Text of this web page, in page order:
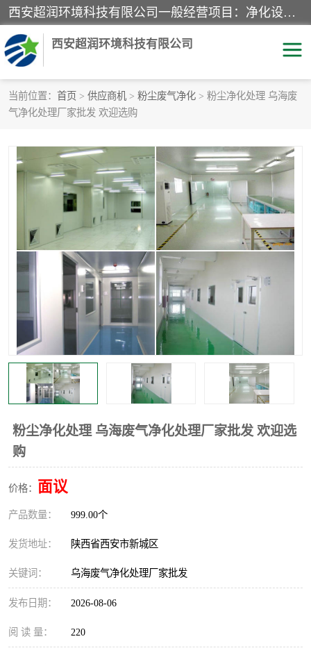
西安超润环境科技有限公司一般经营项目：净化设备、厨房设备、五金机电设备、不锈钢制品、彩钢夹心板、水处理设备的研发、销售；空气净化设备、办公设备、通风设备、建筑材料、金属材料的销售；净化工程、钢结构工程、机电设备工程的设计与施工及技术咨询服务；货物及技术的进出口的业务经营。
西安超润环境科技有限公司
当前位置： 首页 > 供应商机 > 粉尘废气净化 > 粉尘净化处理 乌海废
气净化处理厂家批发 欢迎选购
粉尘净化处理 乌海废气净化处理厂家批发 欢迎选
购
价格： 面议
产品数量： 999.00个
发货地址： 陕西省西安市新城区
关键词： 乌海废气净化处理厂家批发
发布日期： 2026-08-06
阅 读 量： 220
洁净手术室
粉尘废气净化 洁净室工程
净化车间工程 GMP车间